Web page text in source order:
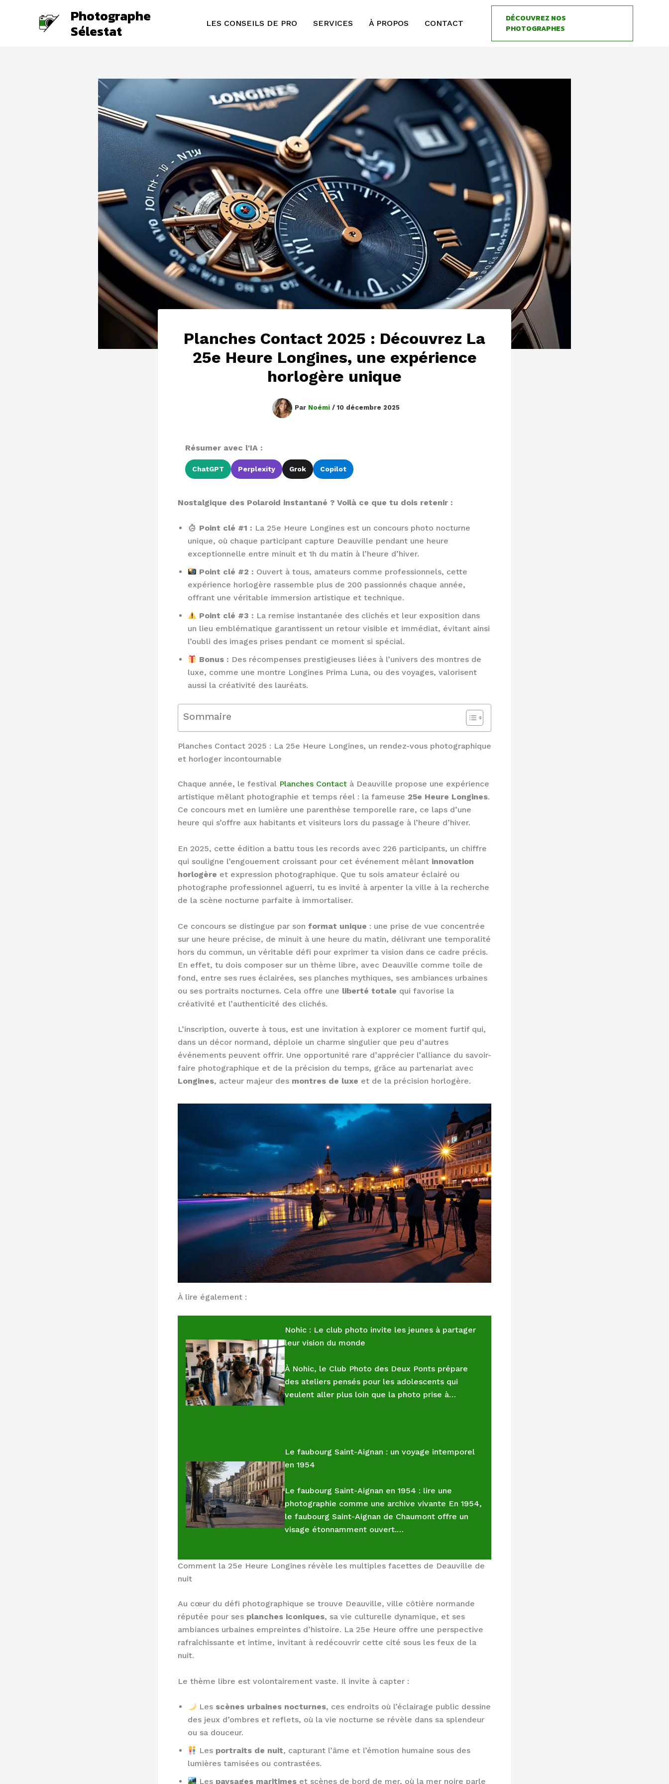
Photographe
Sélestat LES CONSEILS DE PRO SERVICES À PROPOS CONTACT
DÉCOUVREZ NOS
PHOTOGRAPHES
Planches Contact 2025 : Découvrez La
25e Heure Longines, une expérience
horlogère unique
Par Noémi /10 décembre 2025
Résumer avec l'IA :
ChatGPT Perplexity Grok Copilot
Nostalgique des Polaroid instantané ? Voilà ce que tu dois retenir :
Point clé #1 : La 25e Heure Longines est un concours photo nocturne
unique, où chaque participant capture Deauville pendant une heure
exceptionnelle entre minuit et 1h du matin à l’heure d’hiver.
Point clé #2 : Ouvert à tous, amateurs comme professionnels, cette
expérience horlogère rassemble plus de 200 passionnés chaque année,
offrant une véritable immersion artistique et technique.
Point clé #3 : La remise instantanée des clichés et leur exposition dans
un lieu emblématique garantissent un retour visible et immédiat, évitant ainsi
l’oubli des images prises pendant ce moment si spécial.
Bonus : Des récompenses prestigieuses liées à l’univers des montres de
luxe, comme une montre Longines Prima Luna, ou des voyages, valorisent
aussi la créativité des lauréats.
Sommaire
Planches Contact 2025 : La 25e Heure Longines, un rendez-vous photographique
et horloger incontournable
Chaque année, le festival Planches Contact à Deauville propose une expérience
artistique mêlant photographie et temps réel : la fameuse 25e Heure Longines.
Ce concours met en lumière une parenthèse temporelle rare, ce laps d’une
heure qui s’offre aux habitants et visiteurs lors du passage à l’heure d’hiver.
En 2025, cette édition a battu tous les records avec 226 participants, un chiffre
qui souligne l’engouement croissant pour cet événement mêlant innovation
horlogère et expression photographique. Que tu sois amateur éclairé ou
photographe professionnel aguerri, tu es invité à arpenter la ville à la recherche
de la scène nocturne parfaite à immortaliser.
Ce concours se distingue par son format unique : une prise de vue concentrée
sur une heure précise, de minuit à une heure du matin, délivrant une temporalité
hors du commun, un véritable défi pour exprimer ta vision dans ce cadre précis.
En effet, tu dois composer sur un thème libre, avec Deauville comme toile de
fond, entre ses rues éclairées, ses planches mythiques, ses ambiances urbaines
ou ses portraits nocturnes. Cela offre une liberté totale qui favorise la
créativité et l’authenticité des clichés.
L’inscription, ouverte à tous, est une invitation à explorer ce moment furtif qui,
dans un décor normand, déploie un charme singulier que peu d’autres
événements peuvent offrir. Une opportunité rare d’apprécier l’alliance du savoir-
faire photographique et de la précision du temps, grâce au partenariat avec
Longines, acteur majeur des montres de luxe et de la précision horlogère.
À lire également :
Nohic : Le club photo invite les jeunes à partager
leur vision du monde
À Nohic, le Club Photo des Deux Ponts prépare
des ateliers pensés pour les adolescents qui
veulent aller plus loin que la photo prise à…
Le faubourg Saint-Aignan : un voyage intemporel
en 1954
Le faubourg Saint-Aignan en 1954 : lire une
photographie comme une archive vivante En 1954,
le faubourg Saint-Aignan de Chaumont offre un
visage étonnamment ouvert.…
Comment la 25e Heure Longines révèle les multiples facettes de Deauville de
nuit
Au cœur du défi photographique se trouve Deauville, ville côtière normande
réputée pour ses planches iconiques, sa vie culturelle dynamique, et ses
ambiances urbaines empreintes d’histoire. La 25e Heure offre une perspective
rafraîchissante et intime, invitant à redécouvrir cette cité sous les feux de la
nuit.
Le thème libre est volontairement vaste. Il invite à capter :
Les scènes urbaines nocturnes, ces endroits où l’éclairage public dessine
des jeux d’ombres et reflets, où la vie nocturne se révèle dans sa splendeur
ou sa douceur.
Les portraits de nuit, capturant l’âme et l’émotion humaine sous des
lumières tamisées ou contrastées.
Les paysages maritimes et scènes de bord de mer, où la mer noire parle